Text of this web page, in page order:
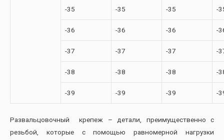
-35 -35 -35 -
-36 -36 -36 -
-37 -37 -37 -
-38 -38 -38 -
-39 -39 -39 -
Развальцовочный крепеж – детали, преимущественно с
резьбой, которые с помощью равномерной нагрузки